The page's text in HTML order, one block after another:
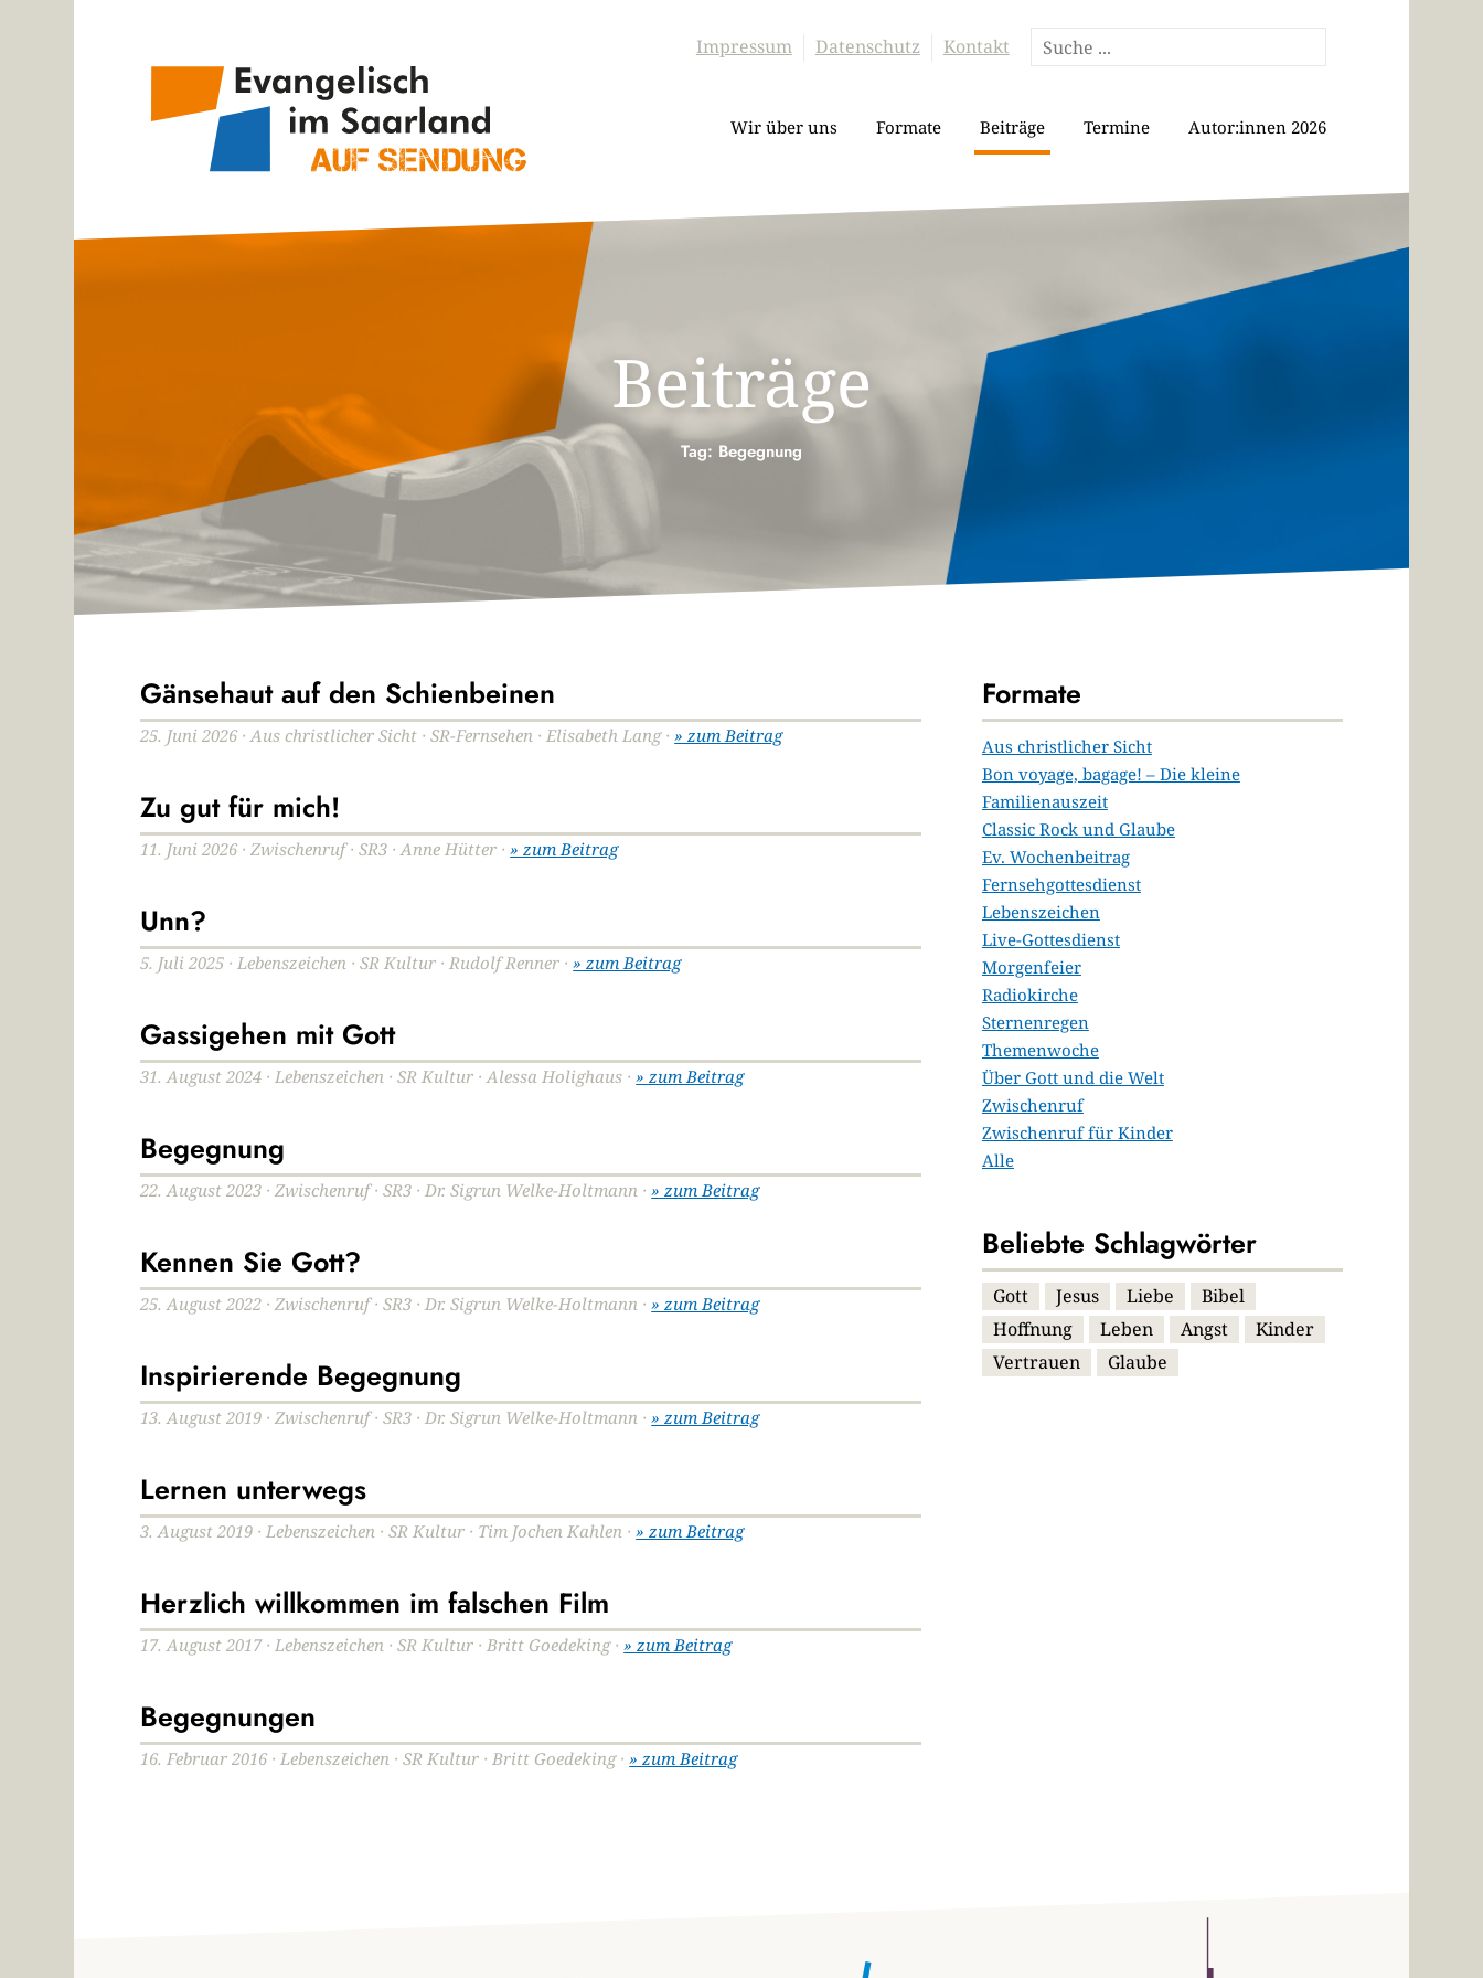
Impressum Datenschutz Kontakt
Wir über uns Formate Beiträge Termine Autor:innen 2026
Beiträge
Tag: Begegnung
Gänsehaut auf den Schienbeinen
25. Juni 2026 · Aus christlicher Sicht · SR-Fernsehen · Elisabeth Lang ·» zum Beitrag
Zu gut für mich!
11. Juni 2026 · Zwischenruf · SR3 · Anne Hütter ·» zum Beitrag
Unn?
5. Juli 2025 · Lebenszeichen · SR Kultur · Rudolf Renner ·» zum Beitrag
Gassigehen mit Gott
31. August 2024 · Lebenszeichen · SR Kultur · Alessa Holighaus ·» zum Beitrag
Begegnung
22. August 2023 · Zwischenruf · SR3 · Dr. Sigrun Welke-Holtmann ·» zum Beitrag
Kennen Sie Gott?
25. August 2022 · Zwischenruf · SR3 · Dr. Sigrun Welke-Holtmann ·» zum Beitrag
Inspirierende Begegnung
13. August 2019 · Zwischenruf · SR3 · Dr. Sigrun Welke-Holtmann ·» zum Beitrag
Lernen unterwegs
3. August 2019 · Lebenszeichen · SR Kultur · Tim Jochen Kahlen ·» zum Beitrag
Herzlich willkommen im falschen Film
17. August 2017 · Lebenszeichen · SR Kultur · Britt Goedeking ·» zum Beitrag
Begegnungen
16. Februar 2016 · Lebenszeichen · SR Kultur · Britt Goedeking ·» zum Beitrag
Formate
Aus christlicher Sicht
Bon voyage, bagage! – Die kleine
Familienauszeit
Classic Rock und Glaube
Ev. Wochenbeitrag
Fernsehgottesdienst
Lebenszeichen
Live-Gottesdienst
Morgenfeier
Radiokirche
Sternenregen
Themenwoche
Über Gott und die Welt
Zwischenruf
Zwischenruf für Kinder
Alle
Beliebte Schlagwörter
Gott Jesus Liebe
Bibel
Hoffnung
Leben Angst
Kinder
Vertrauen
Glaube